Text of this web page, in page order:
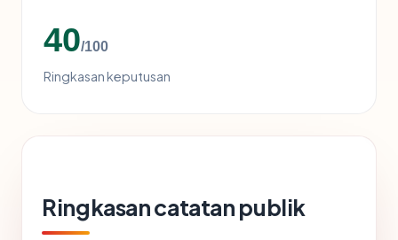
40/100
Ringkasan keputusan
Ringkasan catatan publik